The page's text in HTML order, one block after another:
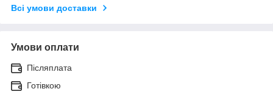
Всі умови доставки
Умови оплати
Післяплата
Готівкою